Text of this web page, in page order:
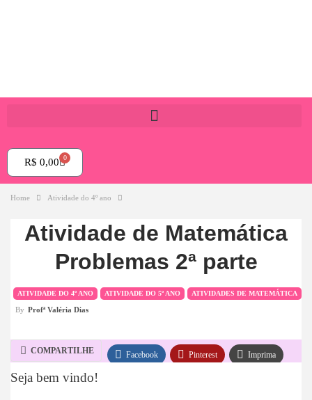
R$ 0,00 0
Home Atividade do 4º ano
Atividade de Matemática
Problemas 2ª parte
ATIVIDADE DO 4º ANO ATIVIDADE DO 5º ANO ATIVIDADES DE MATEMÁTICA
By Profª Valéria Dias
COMPARTILHE Facebook Pinterest Imprima
Seja bem vindo!